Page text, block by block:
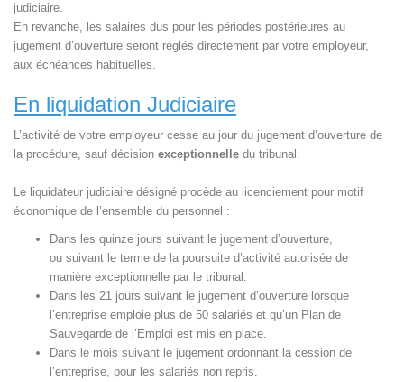
judiciaire.
En revanche, les salaires dus pour les périodes postérieures au
jugement d’ouverture seront réglés directement par votre employeur,
aux échéances habituelles.
En liquidation Judiciaire
L’activité de votre employeur cesse au jour du jugement d’ouverture de
la procédure, sauf décision exceptionnelle du tribunal.
Le liquidateur judiciaire désigné procède au licenciement pour motif
économique de l’ensemble du personnel :
Dans les quinze jours suivant le jugement d’ouverture,
ou suivant le terme de la poursuite d’activité autorisée de
manière exceptionnelle par le tribunal.
Dans les 21 jours suivant le jugement d’ouverture lorsque
l’entreprise emploie plus de 50 salariés et qu’un Plan de
Sauvegarde de l’Emploi est mis en place.
Dans le mois suivant le jugement ordonnant la cession de
l’entreprise, pour les salariés non repris.